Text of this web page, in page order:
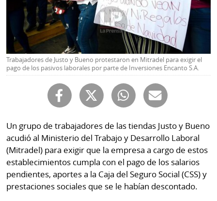
Paper
Buscador
Comunicados
Catálogos
Kiosko
digital
Luctuosas
Contenido
de
marcas
RSS
Temas
Autores
al
lector
Buenas
prácticas
Trabajadores de Justo y Bueno protestaron en Mitradel para exigir el
pago de los pasivos laborales por parte de Inversiones Encanto S.A.
Un grupo de trabajadores de las tiendas Justo y Bueno
acudió al Ministerio del Trabajo y Desarrollo Laboral
(Mitradel) para exigir que la empresa a cargo de estos
establecimientos cumpla con el pago de los salarios
pendientes, aportes a la Caja del Seguro Social (CSS) y
prestaciones sociales que se le habían descontado.